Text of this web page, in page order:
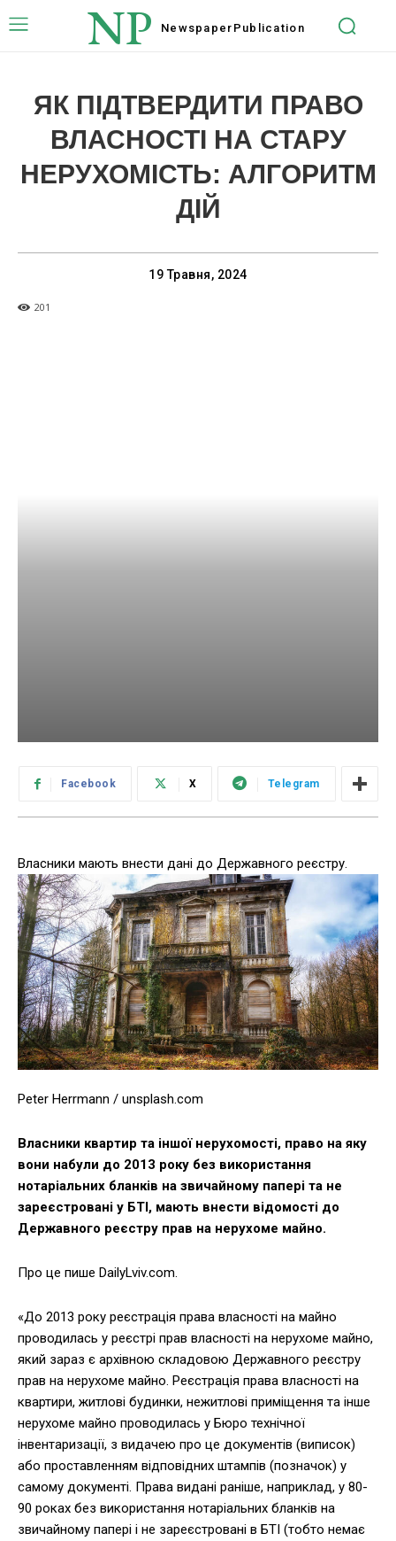
NP Newspaper Publication
ЯК ПІДТВЕРДИТИ ПРАВО
ВЛАСНОСТІ НА СТАРУ
НЕРУХОМІСТЬ: АЛГОРИТМ
ДІЙ
19 Травня, 2024
201
Facebook X Telegram
Власники мають внести дані до Державного реєстру.
Peter Herrmann / unsplash.com
Власники квартир та іншої нерухомості, право на яку
вони набули до 2013 року без використання
нотаріальних бланків на звичайному папері та не
зареєстровані у БТІ, мають внести відомості до
Державного реєстру прав на нерухоме майно.
Про це пише DailyLviv.com.
«До 2013 року реєстрація права власності на майно
проводилась у реєстрі прав власності на нерухоме майно,
який зараз є архівною складовою Державного реєстру
прав на нерухоме майно. Реєстрація права власності на
квартири, житлові будинки, нежитлові приміщення та інше
нерухоме майно проводилась у Бюро технічної
інвентаризації, з видачею про це документів (виписок)
або проставленням відповідних штампів (позначок) у
самому документі. Права видані раніше, наприклад, у 80-
90 роках без використання нотаріальних бланків на
звичайному папері і не зареєстровані в БТІ (тобто немає